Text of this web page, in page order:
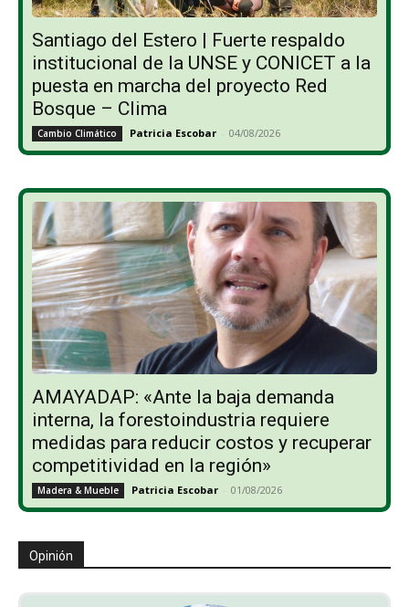
Santiago del Estero | Fuerte respaldo
institucional de la UNSE y CONICET a la
puesta en marcha del proyecto Red
Bosque – Clima
Cambio Climático Patricia Escobar - 04/08/2026
AMAYADAP: «Ante la baja demanda
interna, la forestoindustria requiere
medidas para reducir costos y recuperar
competitividad en la región»
Madera & Mueble Patricia Escobar - 01/08/2026
Opinión